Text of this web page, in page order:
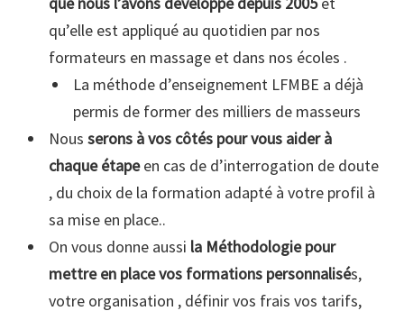
qu’elle est appliqué au quotidien par nos
formateurs en massage et dans nos écoles .
La méthode d’enseignement LFMBE a déjà
permis de former des milliers de masseurs
Nous serons à vos côtés pour vous aider à
chaque étapeen cas de d’interrogation de doute
, du choix de la formation adapté à votre profil à
sa mise en place..
On vous donne aussi la Méthodologie pour
mettre en place vos formations personnalisés,
votre organisation , définir vos frais vos tarifs,